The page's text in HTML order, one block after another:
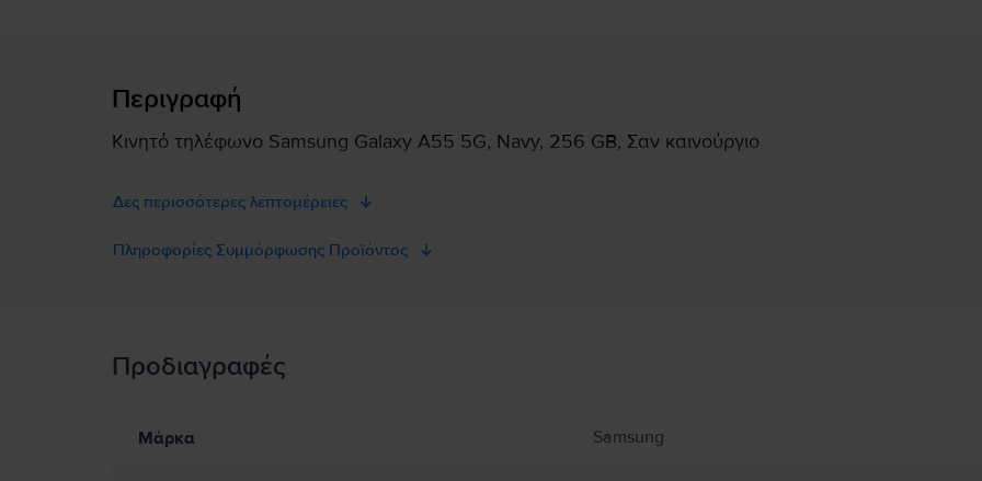
Περιγραφή
Κινητό τηλέφωνο Samsung Galaxy A55 5G, Navy, 256 GB, Σαν καινούργιο
Δες περισσότερες λεπτομέρειες
Πληροφορίες Συμμόρφωσης Προϊόντος
Πληροφορίες Ασφάλειας Προϊόντος
Παρακαλώ διαβάστε το εγχειρίδιο.
Προδιαγραφές
Μάρκα Samsung